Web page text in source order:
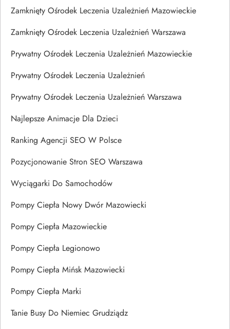
Zamknięty Ośrodek Leczenia Uzależnień Mazowieckie
Zamknięty Ośrodek Leczenia Uzależnień Warszawa
Prywatny Ośrodek Leczenia Uzależnień Mazowieckie
Prywatny Ośrodek Leczenia Uzależnień
Prywatny Ośrodek Leczenia Uzależnień Warszawa
Najlepsze Animacje Dla Dzieci
Ranking Agencji SEO W Polsce
Pozycjonowanie Stron SEO Warszawa
Wyciągarki Do Samochodów
Pompy Ciepła Nowy Dwór Mazowiecki
Pompy Ciepła Mazowieckie
Pompy Ciepła Legionowo
Pompy Ciepła Mińsk Mazowiecki
Pompy Ciepła Marki
Tanie Busy Do Niemiec Grudziądz